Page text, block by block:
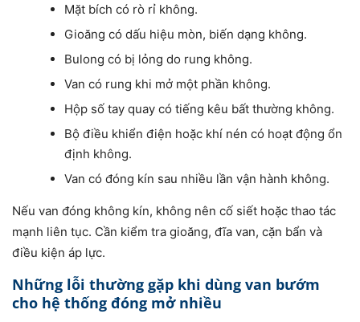
Mặt bích có rò rỉ không.
Gioăng có dấu hiệu mòn, biến dạng không.
Bulong có bị lỏng do rung không.
Van có rung khi mở một phần không.
Hộp số tay quay có tiếng kêu bất thường không.
Bộ điều khiển điện hoặc khí nén có hoạt động ổn
định không.
Van có đóng kín sau nhiều lần vận hành không.
Nếu van đóng không kín, không nên cố siết hoặc thao tác
mạnh liên tục. Cần kiểm tra gioăng, đĩa van, cặn bẩn và
điều kiện áp lực.
Những lỗi thường gặp khi dùng van bướm
cho hệ thống đóng mở nhiều